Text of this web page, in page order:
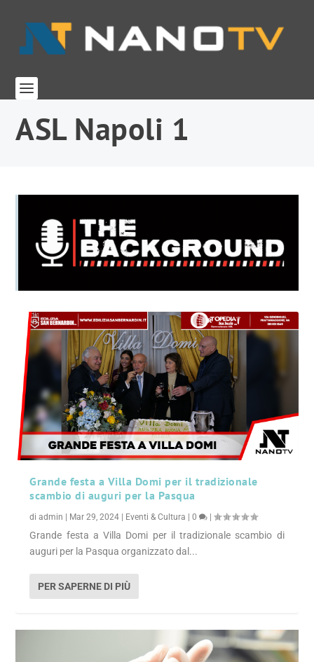
ASL Napoli 1
Grande festa a Villa Domi per il tradizionale
scambio di auguri per la Pasqua
diadmin Mar 29, 2024 Eventi & Cultura |0 |
Grande festa a Villa Domi per il tradizionale scambio di
auguri per la Pasqua organizzato dal...
PER SAPERNE DI PIÙ